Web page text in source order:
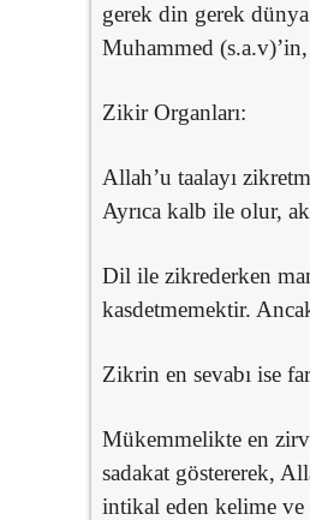
gerek din gerek
Muhammed (s.a.v)’in,
Zikir Organları:
Allah’u taalayı
Ayrıca kalb ile olur,
Dil ile zikrederken
kasdetmemektir.
Zikrin en sevabı ise
Mükemmelikte en
sadakat göstererek,
intikal eden kelime ve